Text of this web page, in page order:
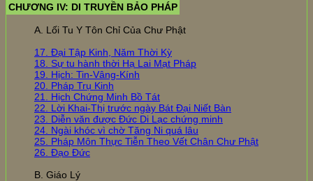
CHƯƠNG IV: DI TRUYỀN BẢO PHÁP
A. Lối Tu Y Tôn Chỉ Của Chư Phật
17. Đại Tập Kinh, Năm Thời Kỳ
18. Sự tu hành thời Hạ Lai Mạt Pháp
19. Hịch: Tin-Vâng-Kính
20. Pháp Trụ Kinh
21. Hịch Chứng Minh Bồ Tát
22. Lời Khai-Thị trước ngày Bát Đại Niết Bàn
23. Diễn văn được Đức Di Lạc chứng minh
24. Ngài khóc vì chờ Tăng Ni quá lâu
25. Pháp Môn Thực Tiễn Theo Vết Chân Chư Phật
26. Đạo Đức
B. Giáo Lý